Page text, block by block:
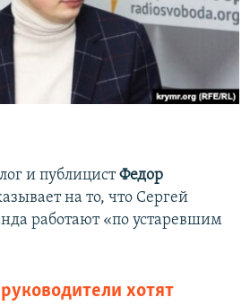
и публицистФедор
на то, что Сергей
работают «по устаревшим
хотят